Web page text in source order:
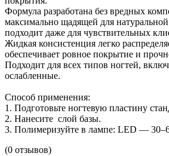
Формула разработана без вредных
максимально щадящей для
подходит даже для чувствительных
Жидкая консистенция легко
обеспечивает ровное покрытие и
Подходит для всех типов ногтей,
ослабленные.
Способ применения:
1. Подготовьте ногтевую пластину
2. Нанесите слой базы.
3. Полимеризуйте в лампе: LED —
(0 отзывов)